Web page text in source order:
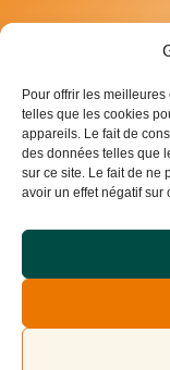
Pour offrir les
telles que les cookies
appareils. Le fait de
des données telles que
sur ce site. Le fait de ne
avoir un effet négatif sur